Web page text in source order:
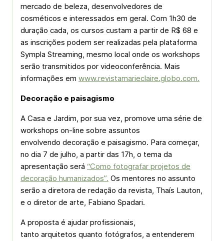
mercado de beleza, desenvolvedores de
cosméticos e interessados em geral. Com 1h30 de
duração cada, os cursos custam a partir de R$ 68 e
as inscrições podem ser realizadas pela plataforma
Sympla Streaming, mesmo local onde os workshops
serão transmitidos por videoconferência. Mais
informações em www.revistamarieclaire.globo.com.
Decoração e paisagismo
A Casa e Jardim, por sua vez, promove uma série de
workshops on-line sobre assuntos
envolvendo decoração e paisagismo. Para começar,
no dia 7 de julho, a partir das 17h, o tema da
apresentação será “Como fotografar projetos de
decoração humanizados”. Os mentores no assunto
serão a diretora de redação da revista, Thaís Lauton,
e o diretor de arte, Fabiano Spadari.
A proposta é ajudar profissionais,
tanto arquitetos quanto fotógrafos, a entenderem